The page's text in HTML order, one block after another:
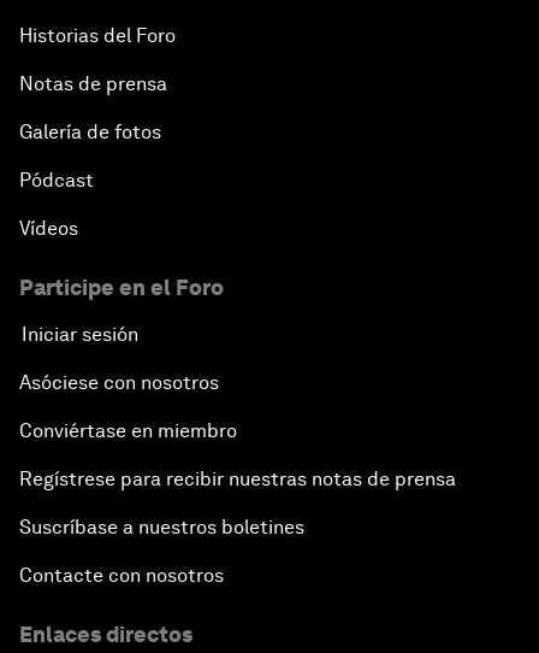
Historias del Foro
Notas de prensa
Galería de fotos
Pódcast
Vídeos
Participe en el Foro
Iniciar sesión
Asóciese con nosotros
Conviértase en miembro
Regístrese para recibir nuestras notas de prensa
Suscríbase a nuestros boletines
Contacte con nosotros
Enlaces directos